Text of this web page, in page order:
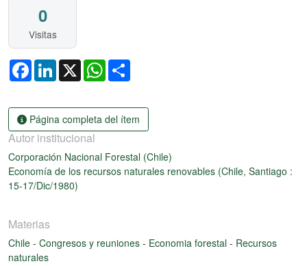
0
Visitas
FacebookLinkedIn
X WhatsApp
Página completa del ítem
Autor institucional
Corporación Nacional Forestal (Chile)
Economía de los recursos naturales renovables (Chile, Santiago :
15-17/Dic/1980)
Materias
Chile - Congresos y reuniones - Economia forestal - Recursos
naturales